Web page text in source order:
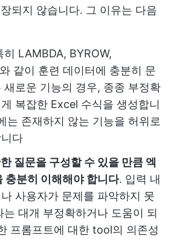
되지 않습니다. 그 이유는 다음
LAMBDA, BYROW,
같이 훈련 데이터에 충분히 문
새로운 기능의 경우, 종종 부정확
복잡한 Excel 수식을 생성합니
는 존재하지 않는 기능을 허위로
다
질문을 구성할 수 있을 만큼 엑
충분히 이해해야 합니다. 입력 내
사용자가 문제를 파악하지 못
는 대개 부정확하거나 도움이 되
프롬프트에 대한 tool의 의존성